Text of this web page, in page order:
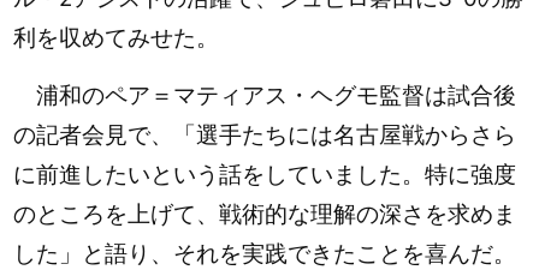
利を収めてみせた。
浦和のペア＝マティアス・ヘグモ監督は試合後
の記者会見で、
「選手たちには名古屋戦からさら
に前進したいという話をしていました。特に強度
のところを上げて、戦術的な理解の深さを求めま
した」と語り、それを実践できたことを喜んだ。